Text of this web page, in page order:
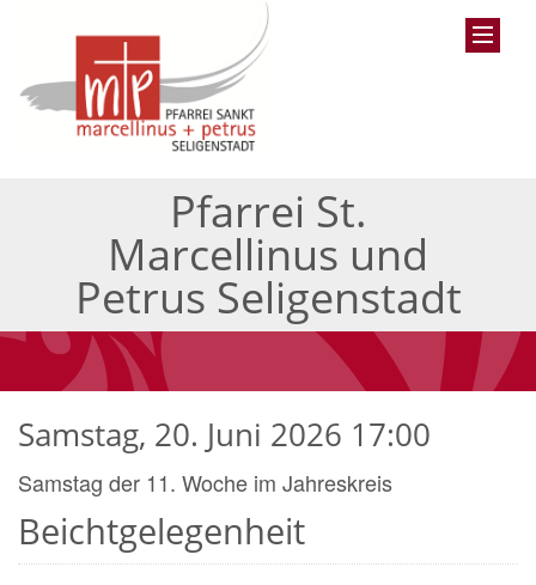
Pfarrei St.
Marcellinus und
Petrus Seligenstadt
Beichtgelegenheit
Samstag, 20. Juni 2026 17:00
Samstag der 11. Woche im Jahreskreis